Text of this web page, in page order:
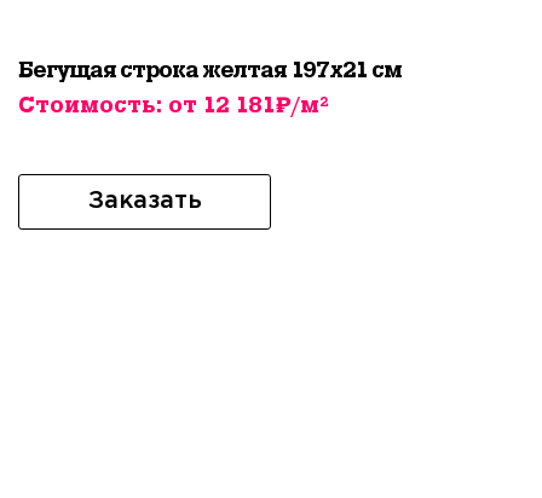
Бегущая строка желтая 197х21 см
Стоимость: от 12 181₽/м²
Заказать